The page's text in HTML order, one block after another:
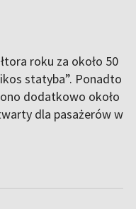
roku za około 50
statyba”. Ponadto
dodatkowo około
dla pasażerów w